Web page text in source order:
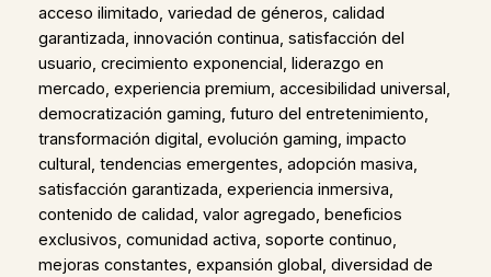
acceso ilimitado, variedad de géneros, calidad
garantizada, innovación continua, satisfacción del
usuario, crecimiento exponencial, liderazgo en
mercado, experiencia premium, accesibilidad universal,
democratización gaming, futuro del entretenimiento,
transformación digital, evolución gaming, impacto
cultural, tendencias emergentes, adopción masiva,
satisfacción garantizada, experiencia inmersiva,
contenido de calidad, valor agregado, beneficios
exclusivos, comunidad activa, soporte continuo,
mejoras constantes, expansión global, diversidad de